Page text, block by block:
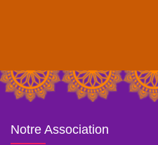
Notre Association